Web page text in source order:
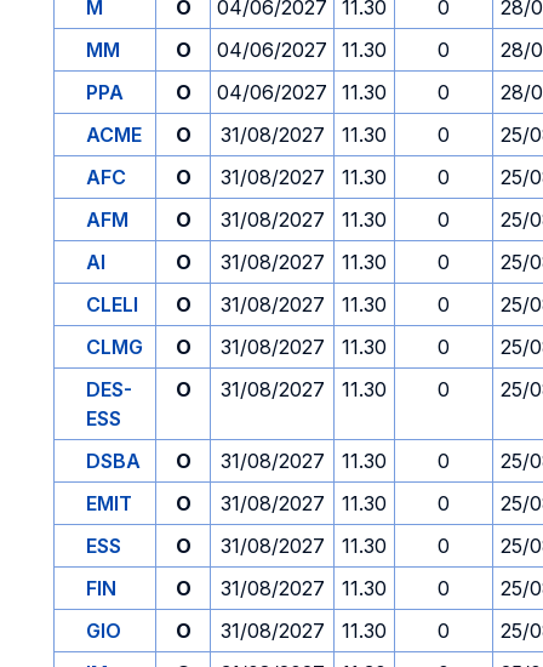
M
O 04/06/2027 11.30 0
28/
MM
O 04/06/2027 11.30 0
28/
PPA
O 04/06/2027 11.30 0
28/
ACME
O 31/08/2027 11.30 0
25/
AFC
O 31/08/2027 11.30 0
25/
AFM
O 31/08/2027 11.30 0
25/
AI
O 31/08/2027 11.30 0
25/
CLELI
O 31/08/2027 11.30 0
25/
CLMG
O 31/08/2027 11.30 0
25/
DES-
ESS
O 31/08/2027 11.30 0 25/
DSBA O 31/08/2027 11.30 0
25/
EMIT
O 31/08/2027 11.30 0
25/
ESS
O 31/08/2027 11.30 0
25/
FIN
O 31/08/2027 11.30 0
25/
GIO
O 31/08/2027 11.30 0
25/